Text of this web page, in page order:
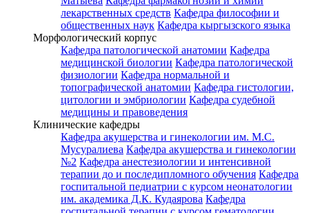
лекарственных средств Кафедра философии и
общественных наук Кафедра кыргызского языка
Морфологический корпус
Кафедра патологической анатомии Кафедра
медицинской биологии Кафедра патологической
физиологии Кафедра нормальной и
топографической анатомии Кафедра гистологии,
цитологии и эмбриологии Кафедра судебной
медицины и правоведения
Клинические кафедры
Кафедра акушерства и гинекологии им. М.С.
Мусуралиева Кафедра акушерства и гинекологии
№2 Кафедра анестезиологии и интенсивной
терапии до и последипломного обучения Кафедра
госпитальной педиатрии с курсом неонатологии
им. академика Д.К. Кудаярова Кафедра